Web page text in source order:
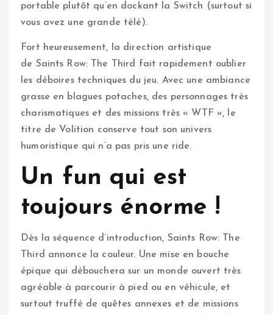
portable plutôt qu’en dockant la Switch (surtout si
vous avez une grande télé).
Fort heureusement, la direction artistique
de Saints Row: The Third fait rapidement oublier
les déboires techniques du jeu. Avec une ambiance
grasse en blagues potaches, des personnages très
charismatiques et des missions très « WTF », le
titre de Volition conserve tout son univers
humoristique qui n’a pas pris une ride.
Un fun qui est
toujours énorme !
Dès la séquence d’introduction, Saints Row: The
Third annonce la couleur. Une mise en bouche
épique qui débouchera sur un monde ouvert très
agréable à parcourir à pied ou en véhicule, et
surtout truffé de quêtes annexes et de missions